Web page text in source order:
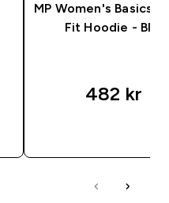
MP Women's Basics
Fit Hoodie -
482 kr‎